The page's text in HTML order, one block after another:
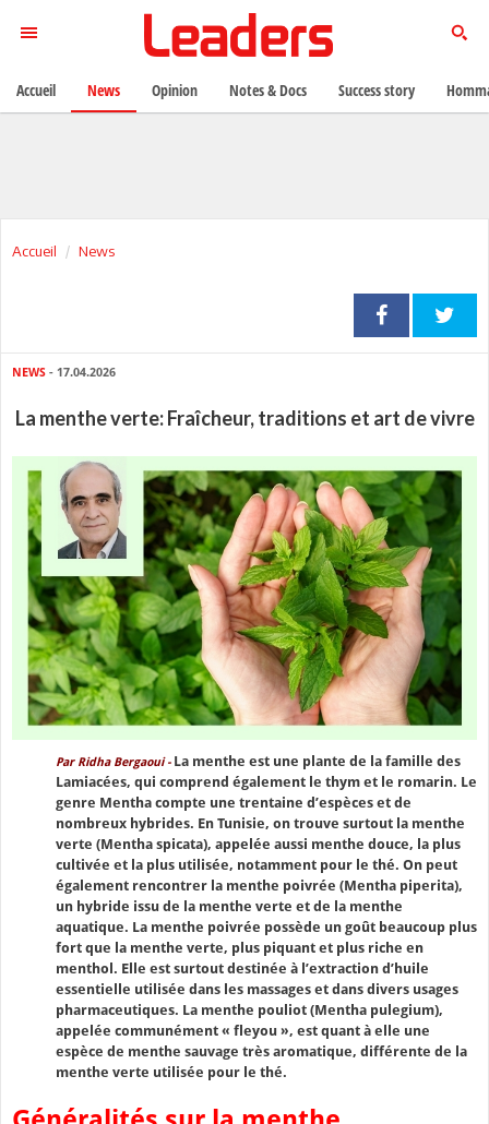
Accueil News
NEWS - 17.04.2026
La menthe verte: Fraîcheur, traditions et art de vivre
Par Ridha Bergaoui - La menthe est une plante de la famille des
Lamiacées, qui comprend également le thym et le romarin. Le
genre Mentha compte une trentaine d’espèces et de
nombreux hybrides. En Tunisie, on trouve surtout la menthe
verte (Mentha spicata), appelée aussi menthe douce, la plus
cultivée et la plus utilisée, notamment pour le thé. On peut
également rencontrer la menthe poivrée (Mentha piperita),
un hybride issu de la menthe verte et de la menthe
aquatique. La menthe poivrée possède un goût beaucoup plus
fort que la menthe verte, plus piquant et plus riche en
menthol. Elle est surtout destinée à l’extraction d’huile
essentielle utilisée dans les massages et dans divers usages
pharmaceutiques. La menthe pouliot (Mentha pulegium),
appelée communément « fleyou », est quant à elle une
espèce de menthe sauvage très aromatique, différente de la
menthe verte utilisée pour le thé.
Accueil News Opinion Notes & Docs Success story